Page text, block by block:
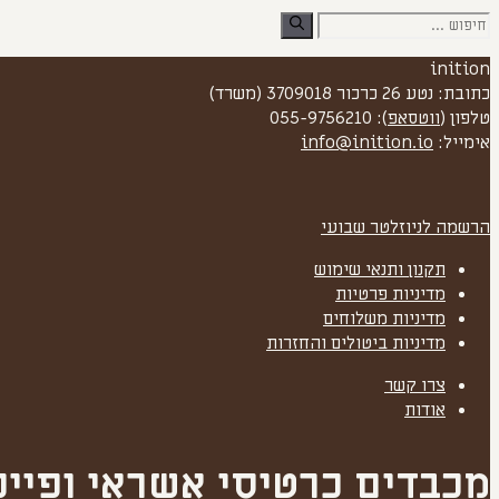
חיפוש:
inition
כתובת: נטע 26 כרכור 3709018 (משרד)
טלפון (ווטסאפ): 055-9756210
אימייל: info@inition.io
הרשמה לניוזלטר שבועי
תקנון ותנאי שימוש
מדיניות פרטיות
מדיניות משלוחים
מדיניות ביטולים והחזרות
צרו קשר
אודות
מכבדים כרטיסי אשראי